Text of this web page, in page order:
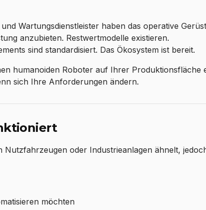
Wartungsdienstleister haben das operative Gerüst
anzubieten. Restwertmodelle existieren.
sind standardisiert. Das Ökosystem ist bereit.
humanoiden Roboter auf Ihrer Produktionsfläche
sich Ihre Anforderungen ändern.
Nutzfahrzeugen oder Industrieanlagen ähnelt,
möchten